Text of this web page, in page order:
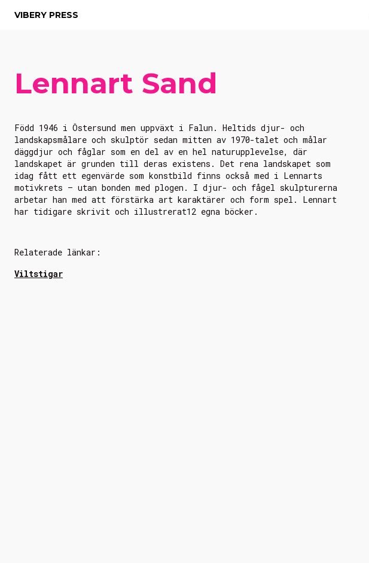
VIBERY PRESS
Lennart Sand
Född 1946 i Östersund men uppväxt i Falun. Heltids djur- och
landskapsmålare och skulptör sedan mitten av 1970-talet och målar
däggdjur och fåglar som en del av en hel naturupplevelse, där
landskapet är grunden till deras existens. Det rena landskapet som
idag fått ett egenvärde som konstbild finns också med i Lennarts
motivkrets – utan bonden med plogen. I djur- och fågel skulpturerna
arbetar han med att förstärka art karaktärer och form spel. Lennart
har tidigare skrivit och illustrerat12 egna böcker.
Relaterade länkar:
Viltstigar